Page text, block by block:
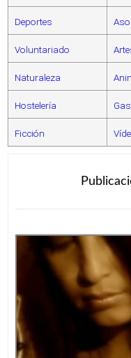
Deportes
Voluntariado
Naturaleza
Hostelería
Ficción